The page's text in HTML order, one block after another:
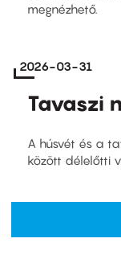
megnézhető.
2026-03-31
Tavaszi
A húsvét és a
között délelőtti